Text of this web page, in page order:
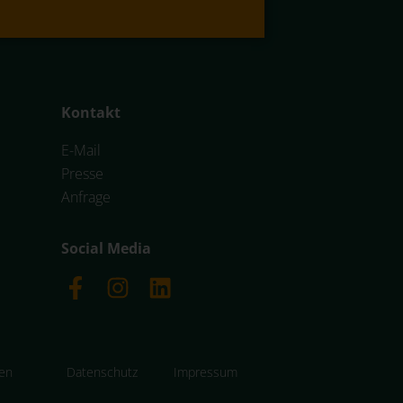
Kontakt
E-Mail
Presse
Anfrage
Social Media
Datenschutz Impressum